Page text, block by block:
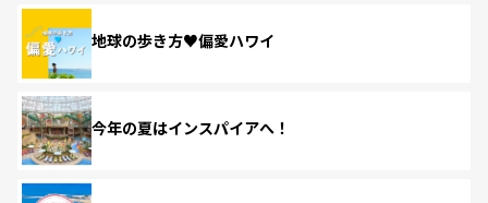
地球の歩き方♥偏愛ハワイ
今年の夏はインスパイアへ！